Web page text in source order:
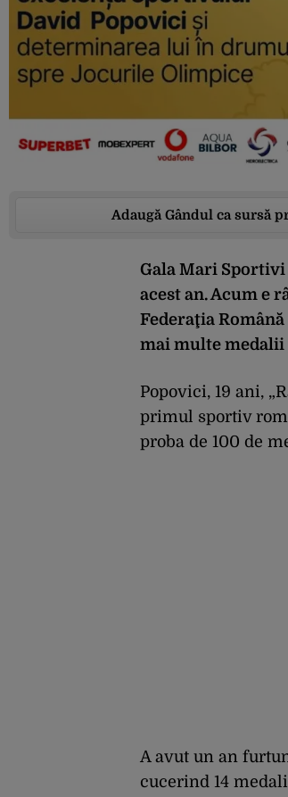
Adaugă Gândul ca sursă
Gala Mari Sportivi
acest an. Acum e
Federaţia
mai multe medalii
Popovici, 19 ani,
primul sportiv
proba de 100 de
A avut un an
cucerind 14